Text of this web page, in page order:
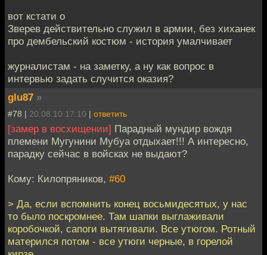
вот кстати о
Зверев действительно служил в армии, без хиханек
про дембельский костюм - история умалчивает
журналистам - на заметку, а ну как вопрос в
интервью задать случится оказия?
glu87 »
#78 | 20.08.10 17:10 | ответить
[замер в восхищении] Парадный мундир вождя
племени Мугунини Мубуа отдыхает!!! А интересно,
парадку сейчас в войсках не выдают?
Кому: Килопряников, #60
> Да, если вспомнить конец восьмидесятых, у нас
то было поскромнее. Там шапки выглаживали
коробочкой, сапоги вытягивали. Все утюгом. Ротный
матерился потом - все утюги черные, в горелой